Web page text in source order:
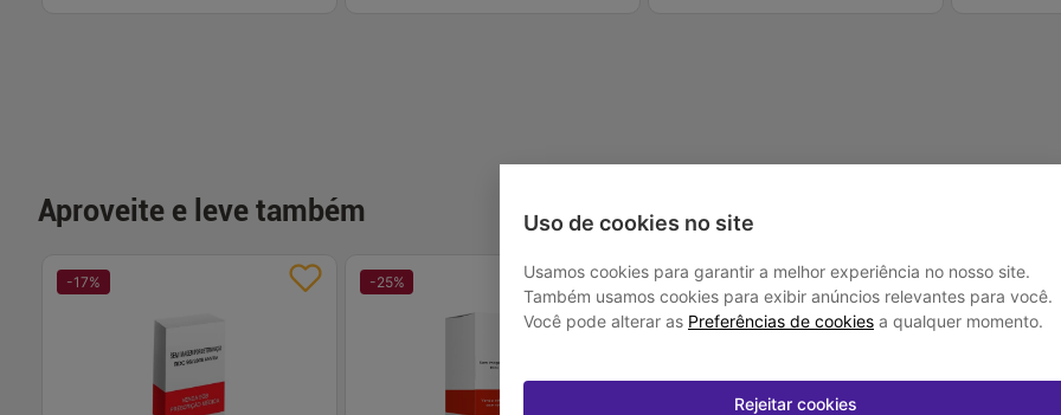
Uso de cookies no site
Usamos cookies para garantir a melhor experiência no nosso site.
Também usamos cookies para exibir anúncios relevantes para você.
Você pode alterar as Preferências de cookies a qualquer momento.
Rejeitar cookies
Aproveite e leve também
-17% -25% -7 % -19 %